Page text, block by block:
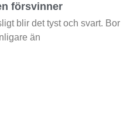
försvinner
blir det tyst och svart. Bor
än